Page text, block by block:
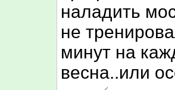
наладить
не
минут на
весна..или